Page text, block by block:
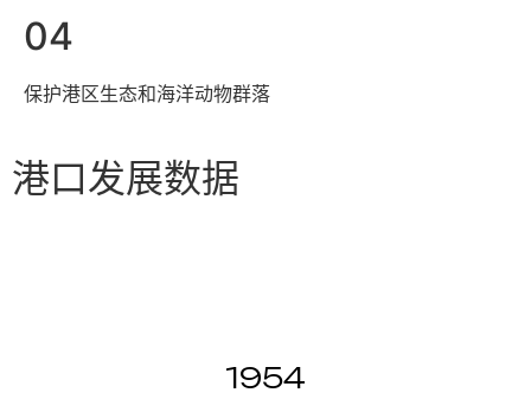
04
保护港区生态和海洋动物群落
港口发展数据
1954